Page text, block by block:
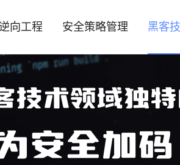
向工程 安全策略管理 黑客
技术领域独
安全加码